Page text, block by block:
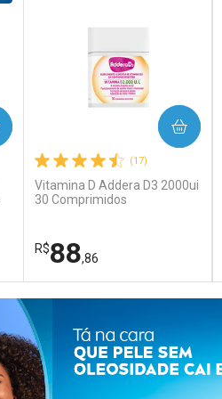
FECHAR
FECHAR
(17)
Vitamina D Addera D3 2000ui
30 Comprimidos
R$88,86
COMPRAR
Laboratório
Por Menos